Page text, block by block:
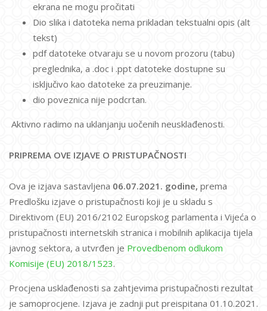
ekrana ne mogu pročitati
Dio slika i datoteka nema prikladan tekstualni opis (alt
tekst)
pdf datoteke otvaraju se u novom prozoru (tabu)
preglednika, a .doc i .ppt datoteke dostupne su
isključivo kao datoteke za preuzimanje.
dio poveznica nije podcrtan.
Aktivno radimo na uklanjanju uočenih neusklađenosti.
PRIPREMA OVE IZJAVE O PRISTUPAČNOSTI
Ova je izjava sastavljena 06.07.2021. godine, prema
Predlošku izjave o pristupačnosti koji je u skladu s
Direktivom (EU) 2016/2102 Europskog parlamenta i Vijeća o
pristupačnosti internetskih stranica i mobilnih aplikacija tijela
javnog sektora, a utvrđen je Provedbenom odlukom
Komisije (EU) 2018/1523.
Procjena usklađenosti sa zahtjevima pristupačnosti rezultat
je samoprocjene. Izjava je zadnji put preispitana 01.10.2021.